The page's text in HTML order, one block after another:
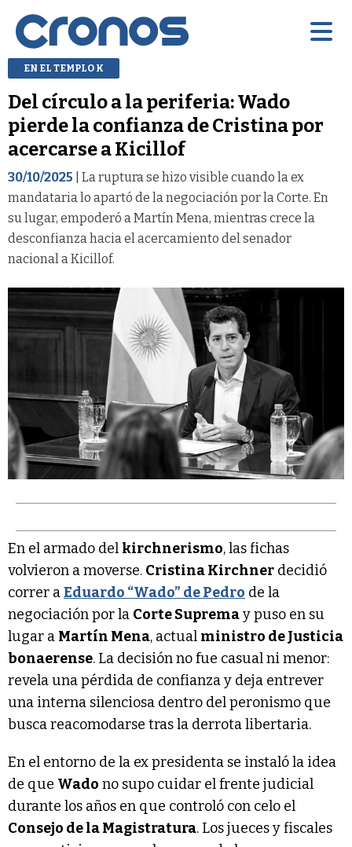
EN EL TEMPLO K
Del círculo a la periferia: Wado
pierde la confianza de Cristina por
acercarse a Kicillof
30/10/2025 | La ruptura se hizo visible cuando la ex
mandataria lo apartó de la negociación por la Corte. En
su lugar, empoderó a Martín Mena, mientras crece la
desconfianza hacia el acercamiento del senador
nacional a Kicillof.
En el armado del kirchnerismo, las fichas
volvieron a moverse. Cristina Kirchner decidió
correr aEduardo “Wado” de Pedro de la
negociación por la Corte Supremay puso en su
lugar a Martín Mena, actual ministro de Justicia
bonaerense. La decisión no fue casual ni menor:
revela una pérdida de confianza y deja entrever
una interna silenciosa dentro del peronismo que
busca reacomodarse tras la derrota libertaria.
En el entorno de la ex presidenta se instaló la idea
de que Wado no supo cuidar el frente judicial
durante los años en que controló con celo el
Consejo de la Magistratura. Los jueces y fiscales